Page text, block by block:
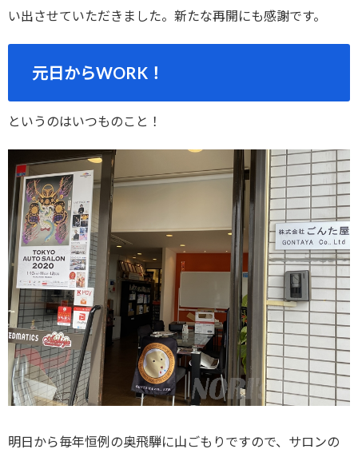
い出させていただきました。新たな再開にも感謝です。
元日からWORK！
というのはいつものこと！
明日から毎年恒例の奥飛騨に山ごもりですので、サロンの